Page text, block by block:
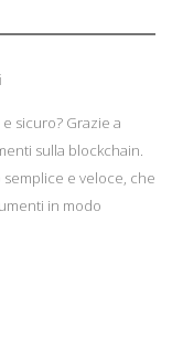
sicuro? Grazie a
sulla blockchain.
e veloce, che
in modo